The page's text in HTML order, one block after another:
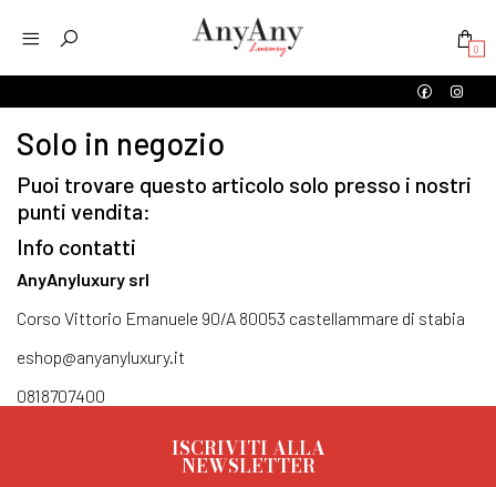
0
Solo in negozio
Puoi trovare questo articolo solo presso i nostri
punti vendita:
Info contatti
AnyAnyluxury srl
Corso Vittorio Emanuele 90/A 80053 castellammare di stabia
eshop@anyanyluxury.it
0818707400
ISCRIVITI ALLA
NEWSLETTER